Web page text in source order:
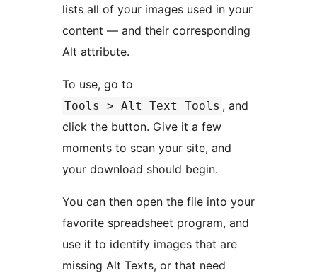
lists all of your images used in your
content — and their corresponding
Alt attribute.
To use, go to
Tools > Alt Text Tools , and
click the button. Give it a few
moments to scan your site, and
your download should begin.
You can then open the file into your
favorite spreadsheet program, and
use it to identify images that are
missing Alt Texts, or that need